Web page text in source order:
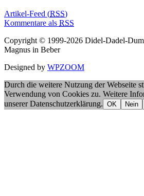
Artikel-Feed (RSS)
Kommentare als RSS
Copyright © 1999-2026 Didel-Dadel-Dum
Magnus in Beber
Designed by WPZOOM
Durch die weitere Nutzung der Webseite
Verwendung von Cookies zu. Weitere
unserer Datenschutzerklärung. OK Nein